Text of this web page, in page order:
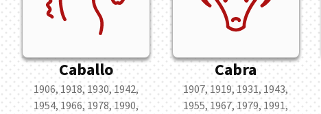
Caballo
1906, 1918, 1930, 1942,
1954, 1966, 1978, 1990,
Cabra
1907, 1919, 1931, 1943,
1955, 1967, 1979, 1991,